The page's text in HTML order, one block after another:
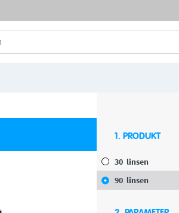
1. PRODUKT
30 linsen
90 linsen